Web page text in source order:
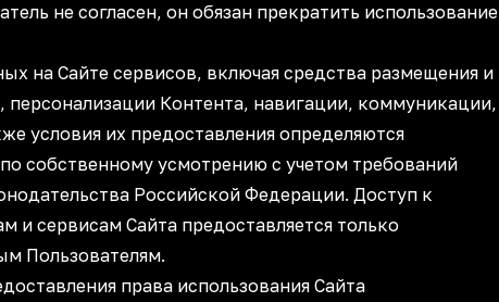
не согласен, он обязан прекратить использование
на Сайте сервисов, включая средства размещения и
персонализации Контента, навигации, коммуникации,
условия их предоставления определяются
собственному усмотрению с учетом требований
Российской Федерации. Доступ к
и сервисам Сайта предоставляется только
Пользователям.
права использования Сайта